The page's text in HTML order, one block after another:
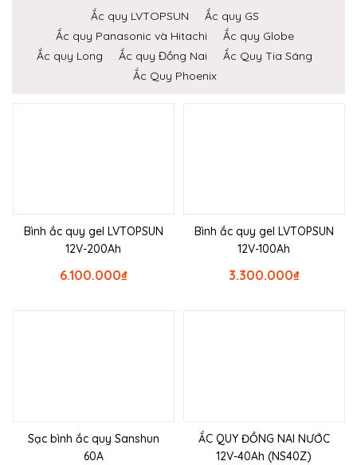
Ắc quy LVTOPSUN
Ắc quy GS
Ắc quy Panasonic và Hitachi
Ắc quy Globe
Ắc quy Long
Ắc quy Đồng Nai
Ắc Quy Tia Sáng
Ắc Quy Phoenix
Bình ắc quy gel LVTOPSUN
12V-200Ah
₫
6.100.000
Bình ắc quy gel LVTOPSUN
12V-100Ah
₫
3.300.000
Sạc bình ắc quy Sanshun
60A
ẮC QUY ĐỒNG NAI NƯỚC
12V-40Ah (NS40Z)